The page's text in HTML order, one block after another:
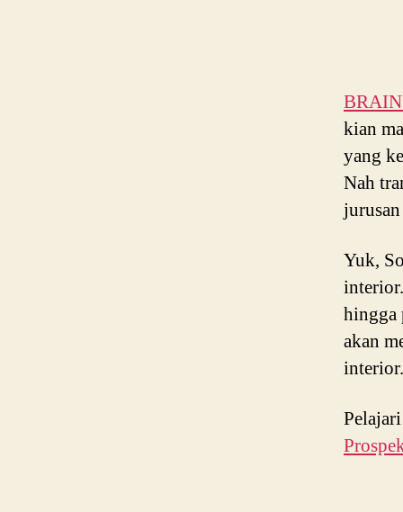
BRAIN
kian
yang
Nah
Yuk,
hingga
akan
interior.